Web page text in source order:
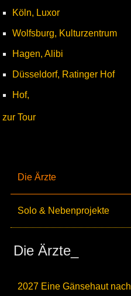
Die Ärzte
Solo & Nebenprojekte
Die Ärzte_
2027 Eine Gänsehaut nach
Köln, Luxor
Wolfsburg, Kulturzentrum
Hagen, Alibi
Düsseldorf, Ratinger Hof
Hof,
zur Tour